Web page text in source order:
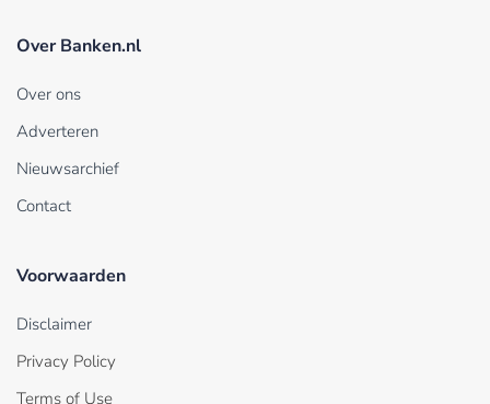
Over Banken.nl
Over ons
Adverteren
Nieuwsarchief
Contact
Voorwaarden
Disclaimer
Privacy Policy
Terms of Use